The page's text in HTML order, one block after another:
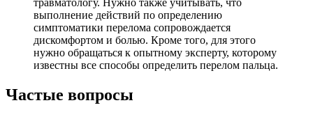
выполнение действий по определению
симптоматики перелома сопровождается
дискомфортом и болью. Кроме того, для этого
нужно обращаться к опытному эксперту, которому
известны все способы определить перелом пальца.
Частые вопросы